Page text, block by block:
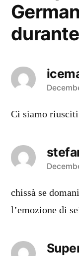
says:
Ci siamo
says:
chissà se
l’emozione di